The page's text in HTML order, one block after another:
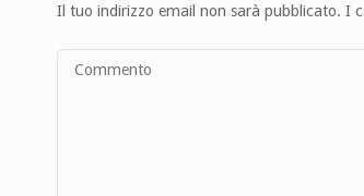
Il tuo indirizzo email non sarà pubblicato. I